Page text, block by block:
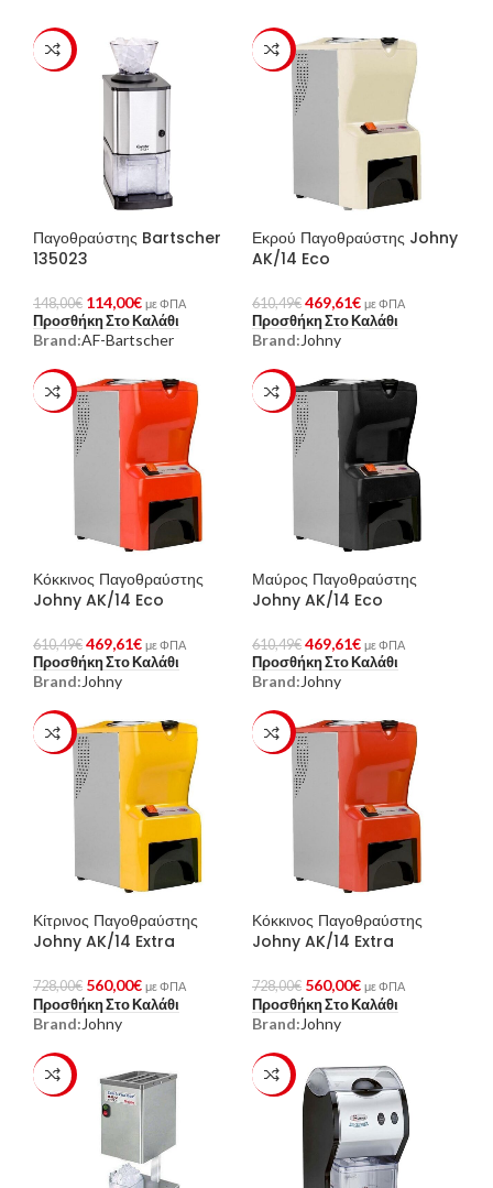
-23%
Παγοθραύστης Bartscher
135023
148,00€ 114,00€ με ΦΠΑ
Προσθήκη Στο Καλάθι
Brand:AF-Bartscher
-23%
Εκρού Παγοθραύστης Johny
AK/14 Eco
610,49€ 469,61€ με ΦΠΑ
Προσθήκη Στο Καλάθι
Brand: Johny
-23%
Κόκκινος Παγοθραύστης
Johny AK/14 Eco
610,49€ 469,61€ με ΦΠΑ
Προσθήκη Στο Καλάθι
Brand:Johny
-23%
Μαύρος Παγοθραύστης
Johny AK/14 Eco
610,49€ 469,61€ με ΦΠΑ
Προσθήκη Στο Καλάθι
Brand:Johny
-23%
Κίτρινος Παγοθραύστης
Johny AK/14 Extra
728,00€ 560,00€ με ΦΠΑ
Προσθήκη Στο Καλάθι
Brand: Johny
-23%
Κόκκινος Παγοθραύστης
Johny AK/14 Extra
728,00€ 560,00€ με ΦΠΑ
Προσθήκη Στο Καλάθι
Brand: Johny
-23% -23%